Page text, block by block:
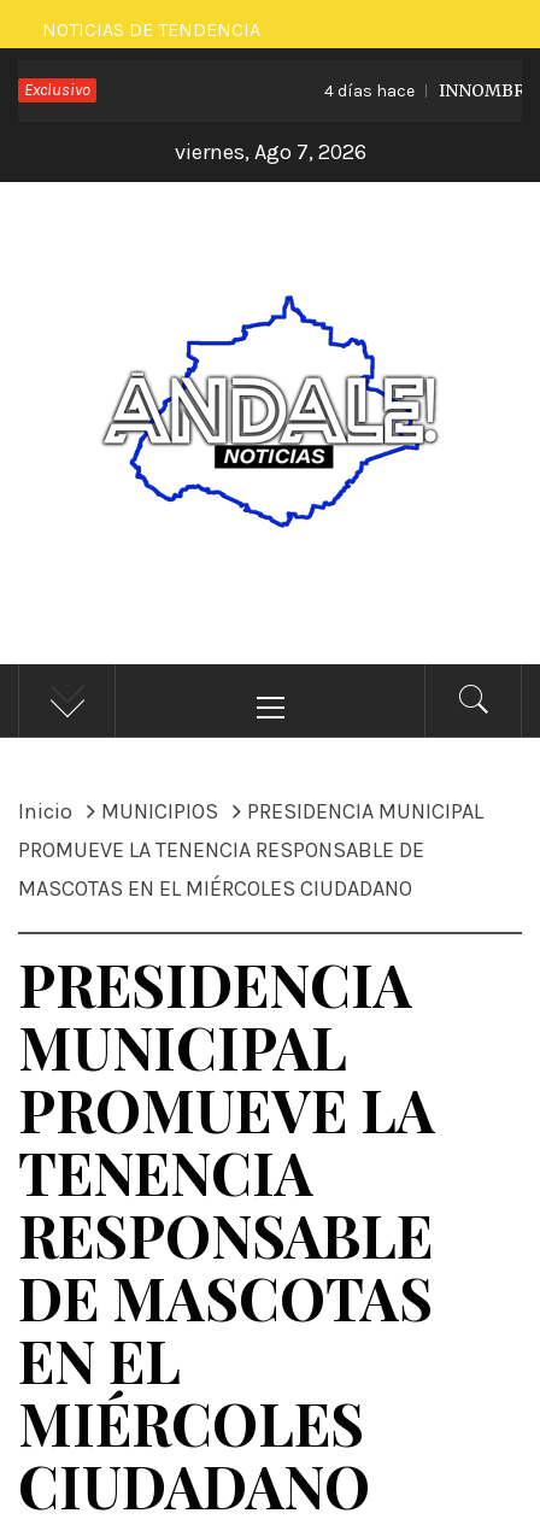
Saltar
al
contenido
NOTICIAS DE TENDENCIA
Exclusivo 4 días hace
viernes, Ago 7, 2026
ÁNDALE NOTICIAS
Noticias
principal
Inicio MUNICIPIOS
PRESIDENCIA MUNICIPAL
PROMUEVE LA TENENCIA RESPONSABLE DE
MASCOTAS EN EL MIÉRCOLES CIUDADANO
PRESIDENCIA
MUNICIPAL
PROMUEVE LA
TENENCIA
RESPONSABLE
DE MASCOTAS
EN EL
MIÉRCOLES
CIUDADANO